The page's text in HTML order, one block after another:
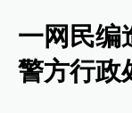
一网民编
警方行政